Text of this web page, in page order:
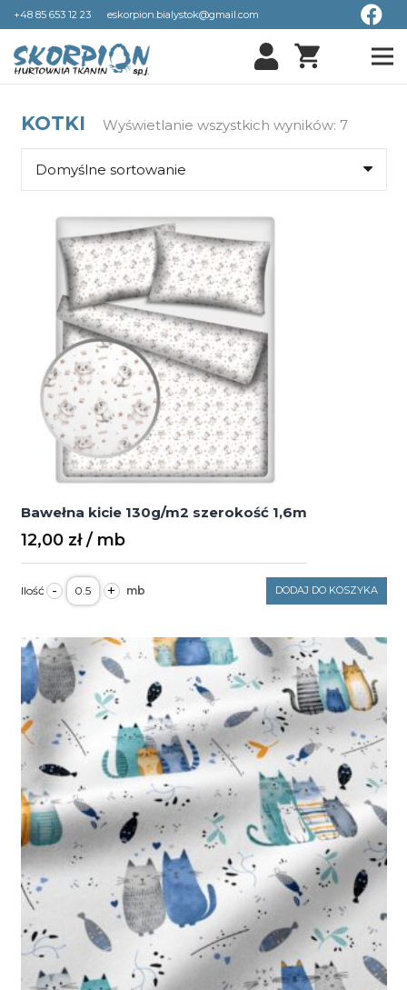
+48 85 653 12 23 eskorpion.bialystok@gmail.com
shopping_cart
KOTKI Wyświetlanie wszystkich wyników: 7
Bawełna kicie 130g/m2 szerokość 1,6m
12,00 zł
- ilość
Bawełna
kicie
szerokość
1,6m
+ DODAJ DO KOSZYKA